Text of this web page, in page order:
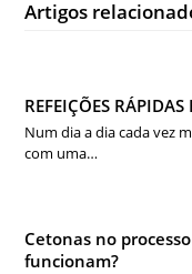
Artigos
REFEIÇÕES RÁPIDAS
Num dia a dia cada vez
com uma…
Cetonas no
funcionam?